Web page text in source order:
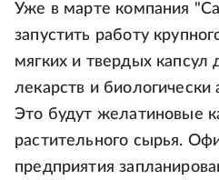
Уже в марте компания
запустить работу
мягких и твердых капсул
лекарств и биологически
Это будут желатиновые
растительного сырья.
предприятия